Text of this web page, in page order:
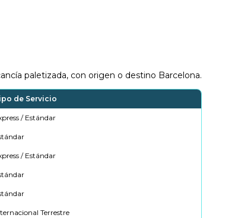
paletizada, con origen o destino Barcelona.
de Servicio
/ Estándar
/ Estándar
Terrestre